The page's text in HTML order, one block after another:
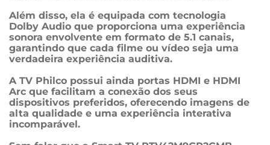
Além disso, ela é equipada com tecnologia
Dolby Audio que proporciona uma experiência
sonora envolvente em formato de 5.1 canais,
garantindo que cada filme ou vídeo seja uma
verdadeira experiência auditiva.
A TV Philco possui ainda portas HDMI e HDMI
Arc que facilitam a conexão dos seus
dispositivos preferidos, oferecendo imagens de
alta qualidade e uma experiência interativa
incomparável.